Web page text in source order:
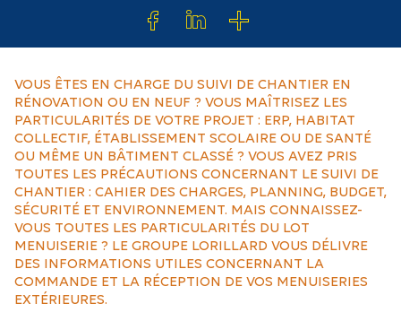
VOUS ÊTES EN CHARGE DU SUIVI DE CHANTIER EN
RÉNOVATION OU EN NEUF ? VOUS MAÎTRISEZ LES
PARTICULARITÉS DE VOTRE PROJET : ERP, HABITAT
COLLECTIF, ÉTABLISSEMENT SCOLAIRE OU DE SANTÉ
OU MÊME UN BÂTIMENT CLASSÉ ? VOUS AVEZ PRIS
TOUTES LES PRÉCAUTIONS CONCERNANT LE SUIVI DE
CHANTIER : CAHIER DES CHARGES, PLANNING, BUDGET,
SÉCURITÉ ET ENVIRONNEMENT. MAIS CONNAISSEZ-
VOUS TOUTES LES PARTICULARITÉS DU LOT
MENUISERIE ? LE GROUPE LORILLARD VOUS DÉLIVRE
DES INFORMATIONS UTILES CONCERNANT LA
COMMANDE ET LA RÉCEPTION DE VOS MENUISERIES
EXTÉRIEURES.